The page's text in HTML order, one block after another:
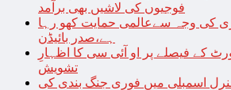
فوجیوں کی لاشیں بھی برآمد
کی وجہ سےعالمی حمایت کھو رہا
ہے،صدر بائیڈن
کے فیصلے پر او آئی سی کا اظہارِ
تشویش
اسمبلی میں فوری جنگ بندی کی